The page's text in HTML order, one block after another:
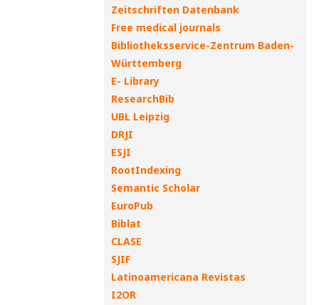
Zeitschriften Datenbank
Free medical journals
Bibliotheksservice-Zentrum Baden-
Württemberg
E- Library
ResearchBib
UBL Leipzig
DRJI
ESJI
RootIndexing
Semantic Scholar
EuroPub
Biblat
CLASE
SJIF
Latinoamericana Revistas
I2OR